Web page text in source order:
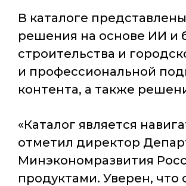
В каталоге
решения на основе ИИ и
строительства и
и профессиональной
контента, а также
«Каталог является
отметил директор
Минэкономразвития
продуктами. Уверен,